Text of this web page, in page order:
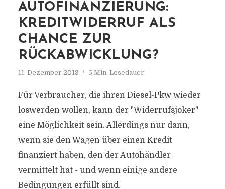
AUTOFINANZIERUNG:
KREDITWIDERRUF ALS
CHANCE ZUR
RÜCKABWICKLUNG?
11. Dezember 2019 5 Min. Lesedauer
Für Verbraucher, die ihren Diesel-Pkw wieder
loswerden wollen, kann der "Widerrufsjoker"
eine Möglichkeit sein. Allerdings nur dann,
wenn sie den Wagen über einen Kredit
finanziert haben, den der Autohändler
vermittelt hat - und wenn einige andere
Bedingungen erfüllt sind.